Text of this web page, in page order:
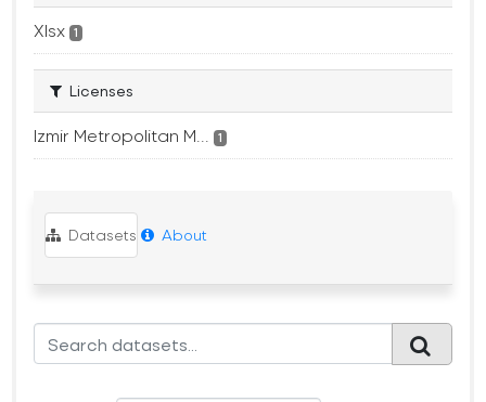
Xlsx 1
Licenses
Izmir Metropolitan M... 1
Datasets About